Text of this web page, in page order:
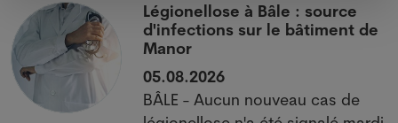
Légionellose à Bâle : source
d'infections sur le bâtiment de
Manor
05.08.2026
BÂLE - Aucun nouveau cas de